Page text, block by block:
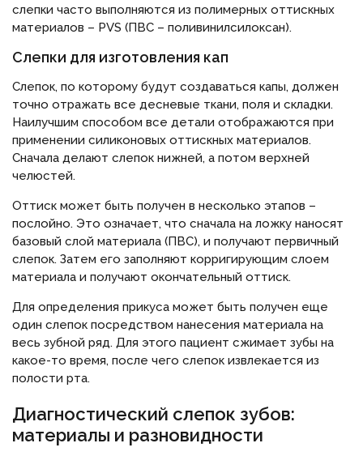
слепки часто выполняются из полимерных оттискных
материалов – PVS (ПВС – поливинилсилоксан).
Слепки для изготовления кап
Слепок, по которому будут создаваться капы, должен
точно отражать все десневые ткани, поля и складки.
Наилучшим способом все детали отображаются при
применении силиконовых оттискных материалов.
Сначала делают слепок нижней, а потом верхней
челюстей.
Оттиск может быть получен в несколько этапов –
послойно. Это означает, что сначала на ложку наносят
базовый слой материала (ПВС), и получают первичный
слепок. Затем его заполняют корригирующим слоем
материала и получают окончательный оттиск.
Для определения прикуса может быть получен еще
один слепок посредством нанесения материала на
весь зубной ряд. Для этого пациент сжимает зубы на
какое-то время, после чего слепок извлекается из
полости рта.
Диагностический слепок зубов:
материалы и разновидности